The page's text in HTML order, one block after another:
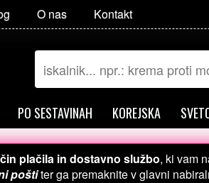
O nas Kontakt
PO SESTAVINAH KOREJSKA
plačila in dostavno službo, ki vam
poštiter ga premaknite v glavni